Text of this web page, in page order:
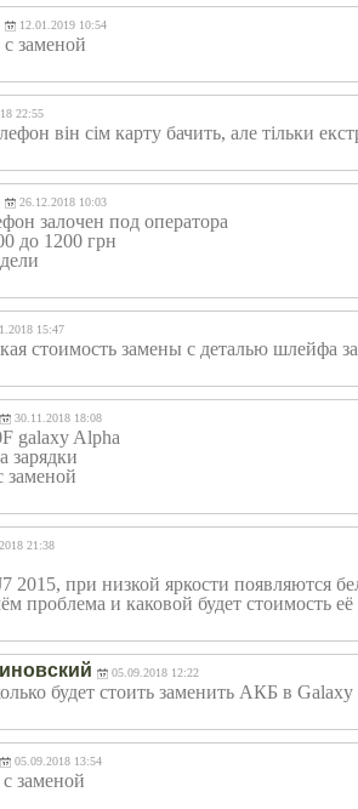
12.01.2019 10:54
заменой
22:55
він сім карту бачить, але тільки
26.12.2018 10:03
залочен под оператора
до 1200 грн
15:47
стоимость замены с деталью шлейфа
30.11.2018 18:08
galaxy Alpha
зарядки
заменой
21:38
2015, при низкой яркости появляются
проблема и каковой будет стоимость
05.09.2018 12:22
будет стоить заменить АКБ в
05.09.2018 13:54
заменой